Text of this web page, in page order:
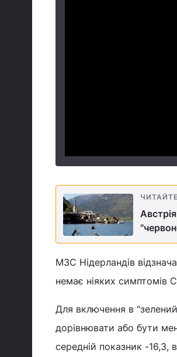
МЗС Нідерландів
немає ніяких симптомів
Для включення в "зелений
дорівнювати або бути
середній показник -16,3,